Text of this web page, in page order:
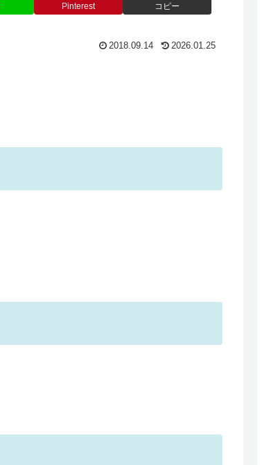
Pinterest コピー
2018.09.14 2026.01.25